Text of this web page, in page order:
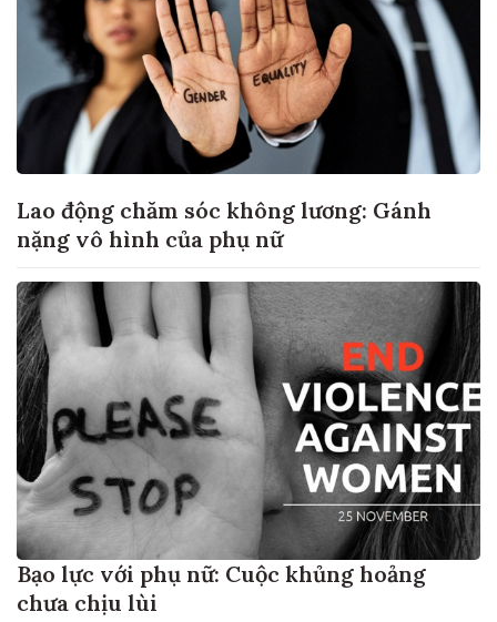
Lao động chăm sóc không lương: Gánh
nặng vô hình của phụ nữ
Bạo lực với phụ nữ: Cuộc khủng hoảng
chưa chịu lùi